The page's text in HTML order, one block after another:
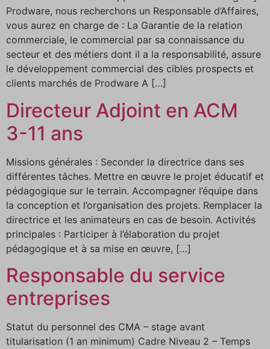
Prodware, nous recherchons un Responsable d’Affaires,
vous aurez en charge de : La Garantie de la relation
commerciale, le commercial par sa connaissance du
secteur et des métiers dont il a la responsabilité, assure
le développement commercial des cibles prospects et
clients marchés de Prodware A […]
Directeur Adjoint en ACM
3-11 ans
Missions générales : Seconder la directrice dans ses
différentes tâches. Mettre en œuvre le projet éducatif et
pédagogique sur le terrain. Accompagner l’équipe dans
la conception et l’organisation des projets. Remplacer la
directrice et les animateurs en cas de besoin. Activités
principales : Participer à l’élaboration du projet
pédagogique et à sa mise en œuvre, […]
Responsable du service
entreprises
Statut du personnel des CMA – stage avant
titularisation (1 an minimum) Cadre Niveau 2 – Temps